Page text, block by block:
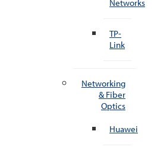
Networks
TP-
Link
Networking
& Fiber
Optics
Huawei